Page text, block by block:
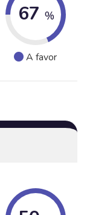
67 %
A favor